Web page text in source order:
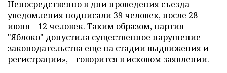
Непосредственно в дни проведения съезда
уведомления подписали 39 человек, после 28
июня – 12 человек. Таким образом, партия
"Яблоко" допустила существенное нарушение
законодательства еще на стадии выдвижения и
регистрации», – говорится в исковом заявлении.